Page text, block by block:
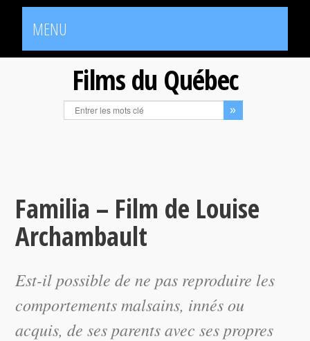
MENU
Films du Québec
Familia – Film de Louise
Archambault
Est-il possible de ne pas reproduire les
comportements malsains, innés ou
acquis, de ses parents avec ses propres